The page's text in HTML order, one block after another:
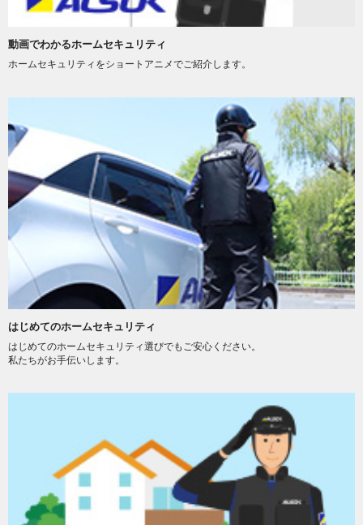
動画でわかるホームセキュリティ
ホームセキュリティをショートアニメでご紹介します。
はじめてのホームセキュリティ
はじめてのホームセキュリティ選びでもご安心ください。
私たちがお手伝いします。